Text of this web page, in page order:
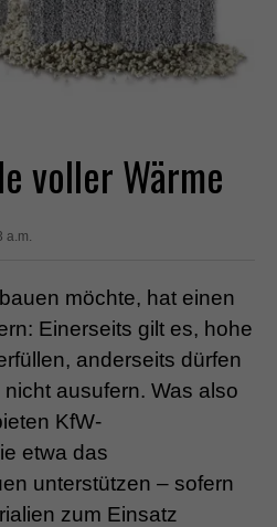
voller Wärme
möchte, hat einen
Einerseits gilt es, hohe
anderseits dürfen
ausufern. Was also
KfW-
etwa das
unterstützen – sofern
zum Einsatz